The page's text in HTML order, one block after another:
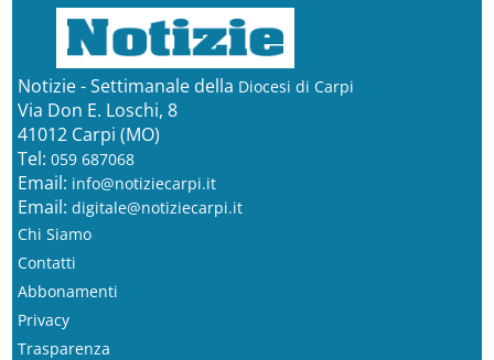
Notizie - Settimanale della Diocesi di Carpi
Via Don E. Loschi, 8
41012 Carpi (MO)
Tel: 059 687068
Email: info@notiziecarpi.it
Email: digitale@notiziecarpi.it
Chi Siamo
Contatti
Abbonamenti
Privacy
Trasparenza